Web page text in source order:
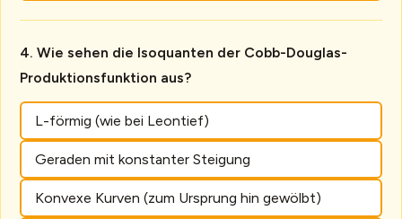
Wie sehen die Isoquanten der Cobb-Douglas-
Produktionsfunktion aus?
L-förmig (wie bei Leontief)
Geraden mit konstanter Steigung
Konvexe Kurven (zum Ursprung hin gewölbt)